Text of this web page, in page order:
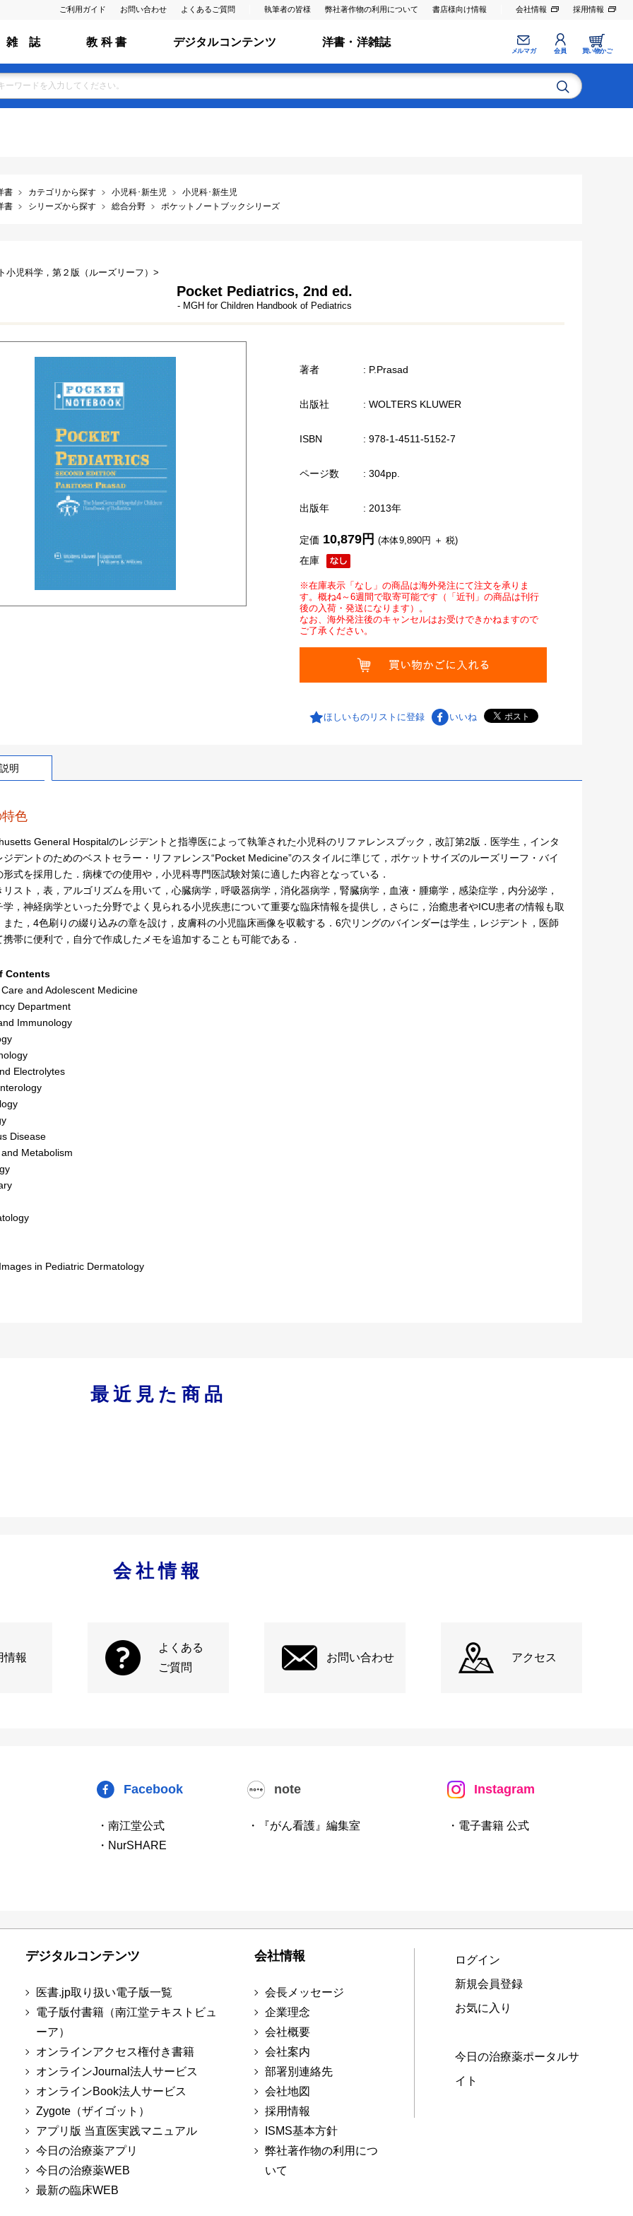
ご利用ガイド お問い合わせ よくあるご質問 執筆者の皆様 弊社著作物の利用について 書店様向け情報 会社情報 採用情報
雑 誌 教 科 書 デジタルコンテンツ 洋書・洋雑誌
メルマガ 会員 買い物かご
書 カテゴリから探す 小児科･新生児
小児科･新生児
書 シリーズから探す 総合分野 ポケットノートブックシリーズ
小児科学，第２版（ルーズリーフ）>
Pocket Pediatrics, 2nd ed.
- MGH for Children Handbook of Pediatrics
著者 : P.Prasad
出版社 : WOLTERS KLUWER
ISBN : 978-1-4511-5152-7
ページ数 : 304pp.
出版年 : 2013年
在庫
定価 10,879円 (本体9,890円 ＋ 税)
※在庫表示「なし」の商品は海外発注にて注文を承りま
す。概ね4～6週間で取寄可能です（「近刊」の商品は刊行
後の入荷・発送になります）。
なお、海外発注後のキャンセルはお受けできかねますので
ご了承ください。
ほしいものリストに登録 いいね
明
色
General Hospitalのレジデントと指導医によって執筆された小児科のリファレンスブック，改訂第2版．医学生，インタ
ジデントのためのベストセラー・リファレンス“Pocket Medicine”のスタイルに準じて，ポケットサイズのルーズリーフ・バイ
形式を採用した．病棟での使用や，小児科専門医試験対策に適した内容となっている．
リスト，表，アルゴリズムを用いて，心臓病学，呼吸器病学，消化器病学，腎臓病学，血液・腫瘍学，感染症学，内分泌学，
学，神経病学といった分野でよく見られる小児疾患について重要な臨床情報を提供し，さらに，治癒患者やICU患者の情報も取
また，4色刷りの綴り込みの章を設け，皮膚科の小児臨床画像を収載する．6穴リングのバインダーは学生，レジデント，医師
携帯に便利で，自分で作成したメモを追加することも可能である．
Contents
and Adolescent Medicine
Department
Immunology
Electrolytes
Disease
Metabolism
in Pediatric Dermatology
最近見た商品
会社情報
情報
よくある
ご質問
お問い合わせ アクセス
Facebook
・南江堂公式
・NurSHARE
note
・『がん看護』編集室
Instagram
・電子書籍 公式
デジタルコンテンツ
医書.jp取り扱い電子版一覧
電子版付書籍（南江堂テキストビュ
ーア）
オンラインアクセス権付き書籍
オンラインJournal法人サービス
オンラインBook法人サービス
Zygote（ザイゴット）
アプリ版 当直医実践マニュアル
今日の治療薬アプリ
今日の治療薬WEB
最新の臨床WEB
会社情報
会長メッセージ
企業理念
会社概要
会社案内
部署別連絡先
会社地図
採用情報
ISMS基本方針
弊社著作物の利用につ
いて
ログイン
新規会員登録
お気に入り
今日の治療薬ポータルサ
イト